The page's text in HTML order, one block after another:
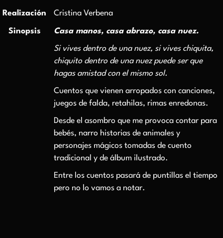
Realización Cristina Verbena
Sinopsis Casa manos, casa abrazo, casa nuez.
Si vives dentro de una nuez, si vives chiquita,
chiquito dentro de una nuez puede ser que
hagas amistad con el mismo sol.
Cuentos que vienen arropados con canciones,
juegos de falda, retahilas, rimas enredonas.
Desde el asombro que me provoca contar para
bebés, narro historias de animales y
personajes mágicos tomadas de cuento
tradicional y de álbum ilustrado.
Entre los cuentos pasará de puntillas el tiempo
pero no lo vamos a notar.